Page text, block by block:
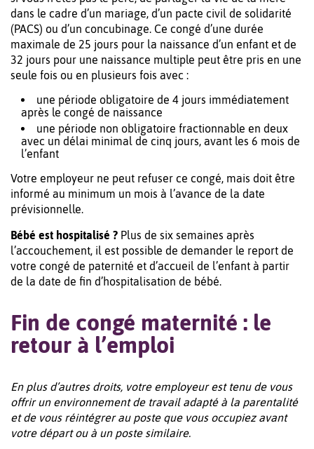
dans le cadre d’un mariage, d’un pacte civil de solidarité
(PACS) ou d’un concubinage. Ce congé d’une durée
maximale de 25 jours pour la naissance d’un enfant et de
32 jours pour une naissance multiple peut être pris en une
seule fois ou en plusieurs fois avec :
une période obligatoire de 4 jours immédiatement
après le congé de naissance
une période non obligatoire fractionnable en deux
avec un délai minimal de cinq jours, avant les 6 mois de
l’enfant
Votre employeur ne peut refuser ce congé, mais doit être
informé au minimum un mois à l’avance de la date
prévisionnelle.
Bébé est hospitalisé ? Plus de six semaines après
l’accouchement, il est possible de demander le report de
votre congé de paternité et d’accueil de l’enfant à partir
de la date de fin d’hospitalisation de bébé.
Fin de congé maternité : le
retour à l’emploi
En plus d’autres droits, votre employeur est tenu de vous
offrir un environnement de travail adapté à la parentalité
et de vous réintégrer au poste que vous occupiez avant
votre départ ou à un poste similaire.